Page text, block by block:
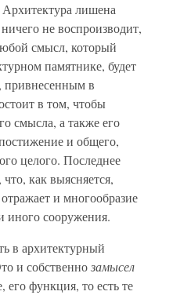
лишена
не воспроизводит,
смысл, который
памятнике, будет
привнесенным в
в том, чтобы
смысла, а также его
и общего,
целого. Последнее
как выясняется,
и многообразие
иного сооружения.
в архитектурный
и собственнозамысел
его функция, то есть те